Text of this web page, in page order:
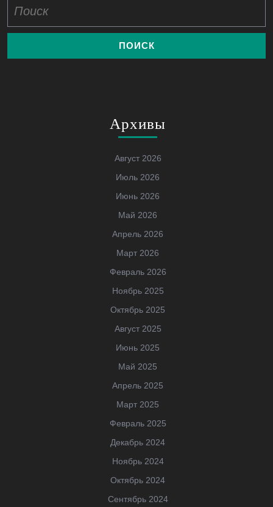
Архивы
Август 2026
Июль 2026
Июнь 2026
Май 2026
Апрель 2026
Март 2026
Февраль 2026
Ноябрь 2025
Октябрь 2025
Август 2025
Июнь 2025
Май 2025
Апрель 2025
Март 2025
Февраль 2025
Декабрь 2024
Ноябрь 2024
Октябрь 2024
Сентябрь 2024